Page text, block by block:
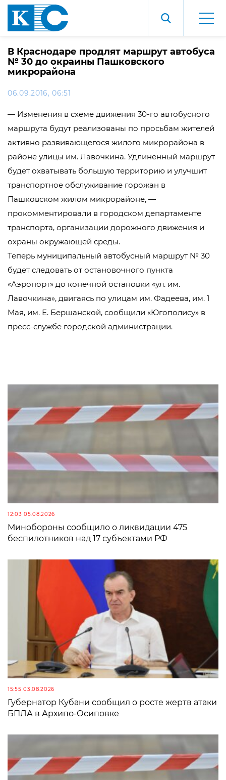
В Краснодаре продлят маршрут автобуса
№ 30 до окраины Пашковского
микрорайона
06.09.2016, 06:51
— Изменения в схеме движения 30-го автобусного
маршрута будут реализованы по просьбам жителей
активно развивающегося жилого микрорайона в
районе улицы им. Лавочкина. Удлиненный маршрут
будет охватывать большую территорию и улучшит
транспортное обслуживание горожан в
Пашковском жилом микрорайоне, —
прокомментировали в городском департаменте
транспорта, организации дорожного движения и
охраны окружающей среды.
Теперь муниципальный автобусный маршрут № 30
будет следовать от остановочного пункта
«Аэропорт» до конечной остановки «ул. им.
Лавочкина», двигаясь по улицам им. Фадеева, им. 1
Мая, им. Е. Бершанской, сообщили «Югополису» в
пресс-службе городской администрации.
12:03 05.08.2026
Минобороны сообщило о ликвидации 475
беспилотников над 17 субъектами РФ
15:55 03.08.2026
Губернатор Кубани сообщил о росте жертв атаки
БПЛА в Архипо-Осиповке